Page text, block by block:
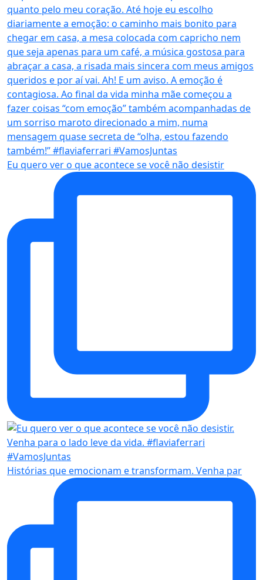
Eu quero ver o que acontece se você não desistir
Histórias que emocionam e transformam. Venha par